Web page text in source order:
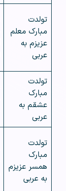
تولدت
مبارک معلم
عزیزم به
عربی
تولدت
مبارک
عشقم به
عربی
تولدت
مبارک
همسر عزیزم
به عربی